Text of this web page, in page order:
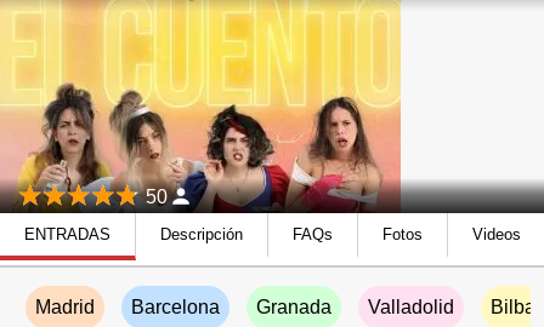
50
ENTRADAS Descripción FAQs Fotos Videos
Madrid Barcelona Granada Valladolid